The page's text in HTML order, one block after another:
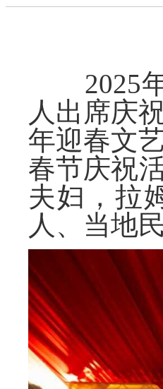
2025年
人出席庆
年迎春文
春节庆祝
夫妇，拉
人、当地